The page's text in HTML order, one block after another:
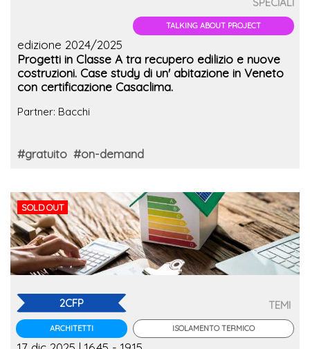
TALKING ABOUT PROJECT
edizione 2024/2025
Progetti in Classe A tra recupero edilizio e nuove
costruzioni. Case study di un' abitazione in Veneto
con certificazione Casaclima.
Partner: Bacchi
#gratuito #on-demand
SOLD OUT
2CFP
ARCHITETTI
TEMI
ISOLAMENTO TERMICO